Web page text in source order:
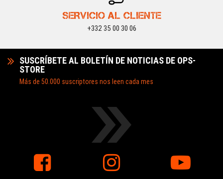
SERVICIO AL CLIENTE
+332 35 00 30 06
SUSCRÍBETE AL BOLETÍN DE NOTICIAS DE OPS-
STORE
Más de 50.000 suscriptores nos leen cada mes